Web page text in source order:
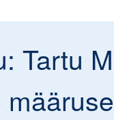
Tartu